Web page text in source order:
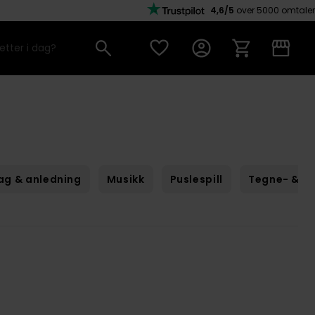
4,6/5 over 5000 omtaler
& anledning Musikk Puslespill Tegne- &